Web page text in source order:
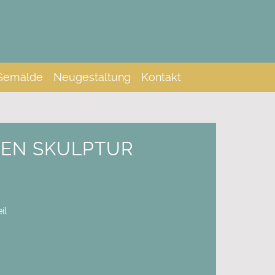
Neugestaltung Kontakt
SKULPTUR